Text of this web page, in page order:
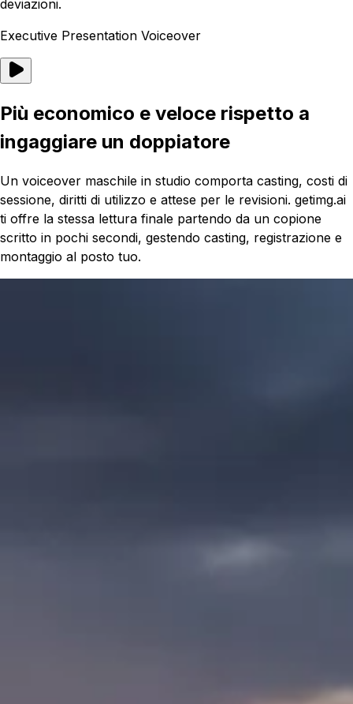
deviazioni.
Executive Presentation Voiceover
Più economico e veloce rispetto a
ingaggiare un doppiatore
Un voiceover maschile in studio comporta casting, costi di
sessione, diritti di utilizzo e attese per le revisioni. getimg.ai
ti offre la stessa lettura finale partendo da un copione
scritto in pochi secondi, gestendo casting, registrazione e
montaggio al posto tuo.